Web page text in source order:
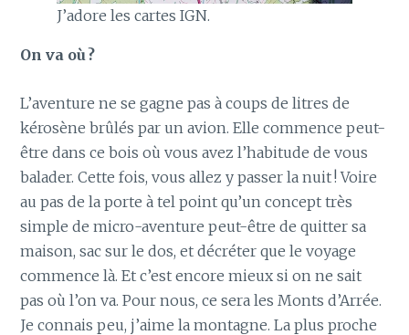
J’adore les cartes IGN.
On va où ?
L’aventure ne se gagne pas à coups de litres de
kérosène brûlés par un avion. Elle commence peut-
être dans ce bois où vous avez l’habitude de vous
balader. Cette fois, vous allez y passer la nuit ! Voire
au pas de la porte à tel point qu’un concept très
simple de micro-aventure peut-être de quitter sa
maison, sac sur le dos, et décréter que le voyage
commence là. Et c’est encore mieux si on ne sait
pas où l’on va. Pour nous, ce sera les Monts d’Arrée.
Je connais peu, j’aime la montagne. La plus proche